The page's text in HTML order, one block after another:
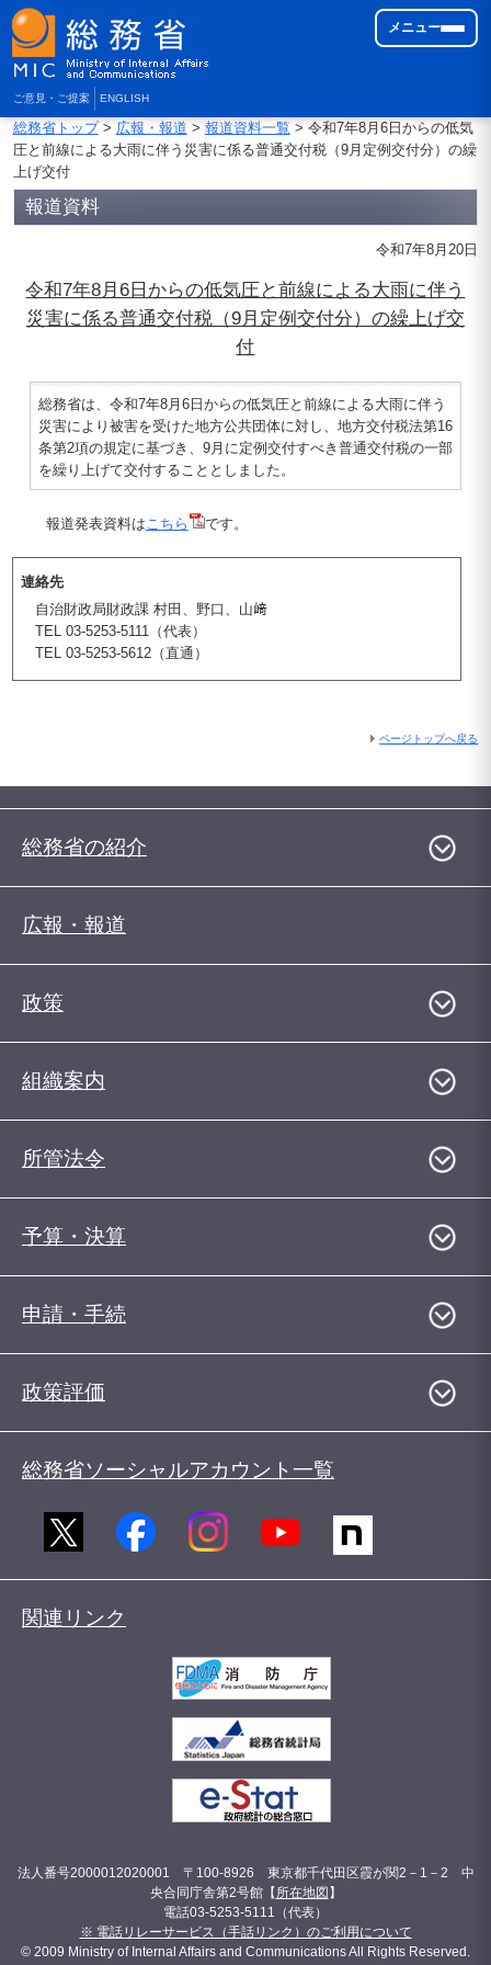
ご意見・ご提案 ENGLISH
メニュー
総務省トップ> 広報・報道 > 報道資料一覧> 令和7年8月6日からの低気
圧と前線による大雨に伴う災害に係る普通交付税（9月定例交付分）の繰
上げ交付
報道資料
令和7年8月20日
令和7年8月6日からの低気圧と前線による大雨に伴う
災害に係る普通交付税（9月定例交付分）の繰上げ交
付
総務省は、令和7年8月6日からの低気圧と前線による大雨に伴う
災害により被害を受けた地方公共団体に対し、地方交付税法第16
条第2項の規定に基づき、9月に定例交付すべき普通交付税の一部
を繰り上げて交付することとしました。
報道発表資料はこちら です。
連絡先
自治財政局財政課 村田、野口、山﨑
TEL 03-5253-5111（代表）
TEL 03-5253-5612（直通）
ページトップへ戻る
総務省の紹介
広報・報道
政策
組織案内
所管法令
予算・決算
申請・手続
政策評価
総務省ソーシャルアカウント一覧
関連リンク
法人番号2000012020001 〒100-8926 東京都千代田区霞が関2－1－2 中
央合同庁舎第2号館【 所在地図 】
電話03-5253-5111（代表）
※ 電話リレーサービス（手話リンク）のご利用について
© 2009 Ministry of Internal Affairs and Communications All Rights Reserved.